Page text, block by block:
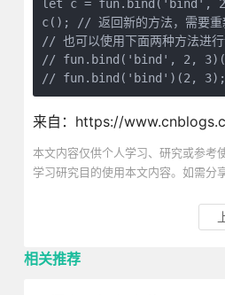
let c = fun.bind('bind',
c(); // 返回新的方法，需要重
// 也可以使用下面两种方法进行
// fun.bind('bind', 2,
// fun.bind('bind')(2, 3);
来自：https://
本文内容仅供个人学习、研究或参考
学习研究目的使用本文内容。如需分
相关推荐